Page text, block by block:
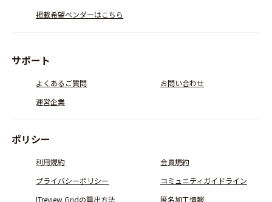
掲載希望ベンダーはこちら
サポート
よくあるご質問
お問い合わせ
運営企業
ポリシー
利用規約
会員規約
プライバシーポリシー
コミュニティガイドライン
ITreview Gridの算出方法
匿名加工情報